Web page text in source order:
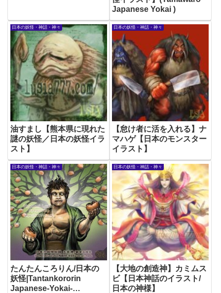
Japanese Yokai )
日本の妖怪・神話・神々
油すまし【熊本県に現れた
謎の妖怪／日本の妖怪イラ
スト】
日本の妖怪・神話・神々
【怠け者に活を入れる】ナ
マハゲ【日本のモンスター
イラスト】
日本の妖怪・神話・神々
たんたんころりん/日本の
妖怪|Tantankororin
Japanese-Yokai-
日本の妖怪・神話・神々
【大地の創造神】カミムス
ビ【日本神話のイラスト/
日本の神様】